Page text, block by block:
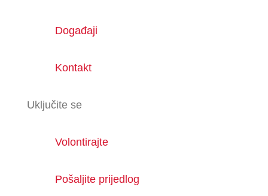
Događaji
Kontakt
Uključite se
Volontirajte
Pošaljite prijedlog